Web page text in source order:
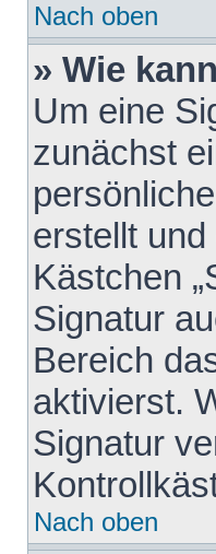
Nach oben
» Wie
Um eine
zunächst
erstellt
Kästchen
Signatur
Bereich
aktivierst.
Signatur
Nach oben